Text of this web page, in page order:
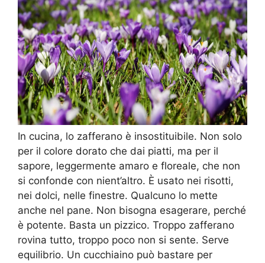
In cucina, lo zafferano è insostituibile. Non solo
per il colore dorato che dai piatti, ma per il
sapore, leggermente amaro e floreale, che non
si confonde con nient’altro. È usato nei risotti,
nei dolci, nelle finestre. Qualcuno lo mette
anche nel pane. Non bisogna esagerare, perché
è potente. Basta un pizzico. Troppo zafferano
rovina tutto, troppo poco non si sente. Serve
equilibrio. Un cucchiaino può bastare per